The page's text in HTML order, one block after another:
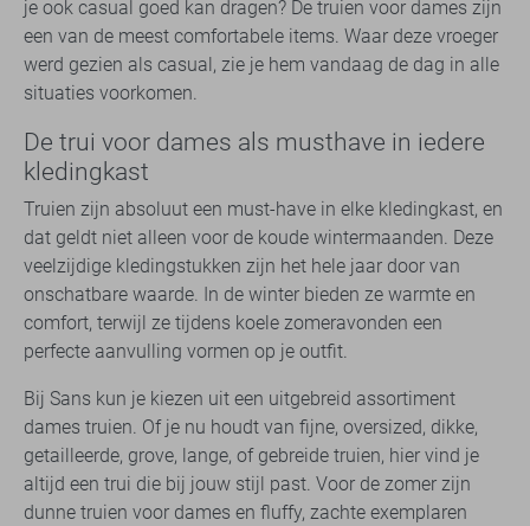
je ook casual goed kan dragen? De truien voor dames zijn
een van de meest comfortabele items. Waar deze vroeger
werd gezien als casual, zie je hem vandaag de dag in alle
situaties voorkomen.
De trui voor dames als musthave in iedere
kledingkast
Truien zijn absoluut een must-have in elke kledingkast, en
dat geldt niet alleen voor de koude wintermaanden. Deze
veelzijdige kledingstukken zijn het hele jaar door van
onschatbare waarde. In de winter bieden ze warmte en
comfort, terwijl ze tijdens koele zomeravonden een
perfecte aanvulling vormen op je outfit.
Bij Sans kun je kiezen uit een uitgebreid assortiment
dames truien. Of je nu houdt van fijne, oversized, dikke,
getailleerde, grove, lange, of gebreide truien, hier vind je
altijd een trui die bij jouw stijl past. Voor de zomer zijn
dunne truien voor dames en fluffy, zachte exemplaren